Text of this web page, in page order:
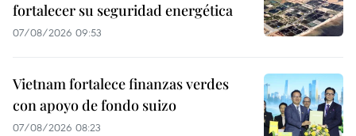
fortalecer su seguridad energética
07/08/2026 09:53
Vietnam fortalece finanzas verdes
con apoyo de fondo suizo
07/08/2026 08:23